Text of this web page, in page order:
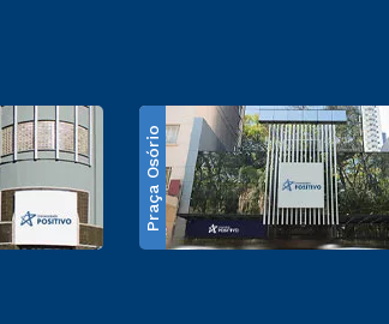
Praça Osório